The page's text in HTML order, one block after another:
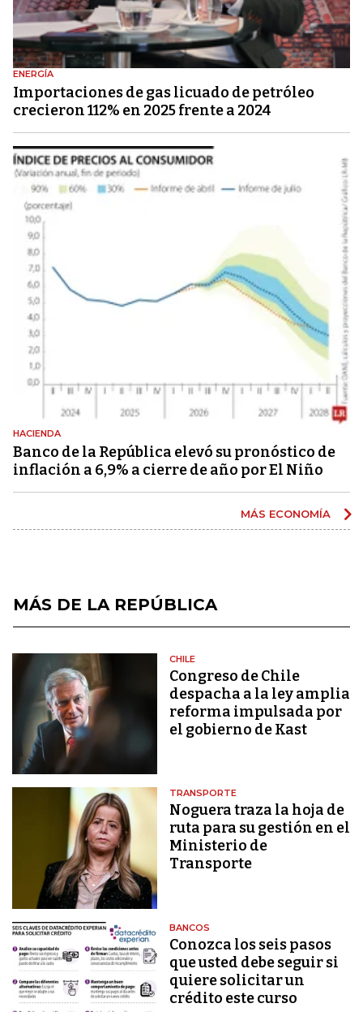
ENERGÍA
Importaciones de gas licuado de petróleo
crecieron 112% en 2025 frente a 2024
HACIENDA
Banco de la República elevó su pronóstico de
inflación a 6,9% a cierre de año por El Niño
MÁS ECONOMÍA
MÁS DE LA REPÚBLICA
CHILE
Congreso de Chile
despacha a la ley amplia
reforma impulsada por
el gobierno de Kast
TRANSPORTE
Noguera traza la hoja de
ruta para su gestión en el
Ministerio de
Transporte
BANCOS
Conozca los seis pasos
que usted debe seguir si
quiere solicitar un
crédito este curso